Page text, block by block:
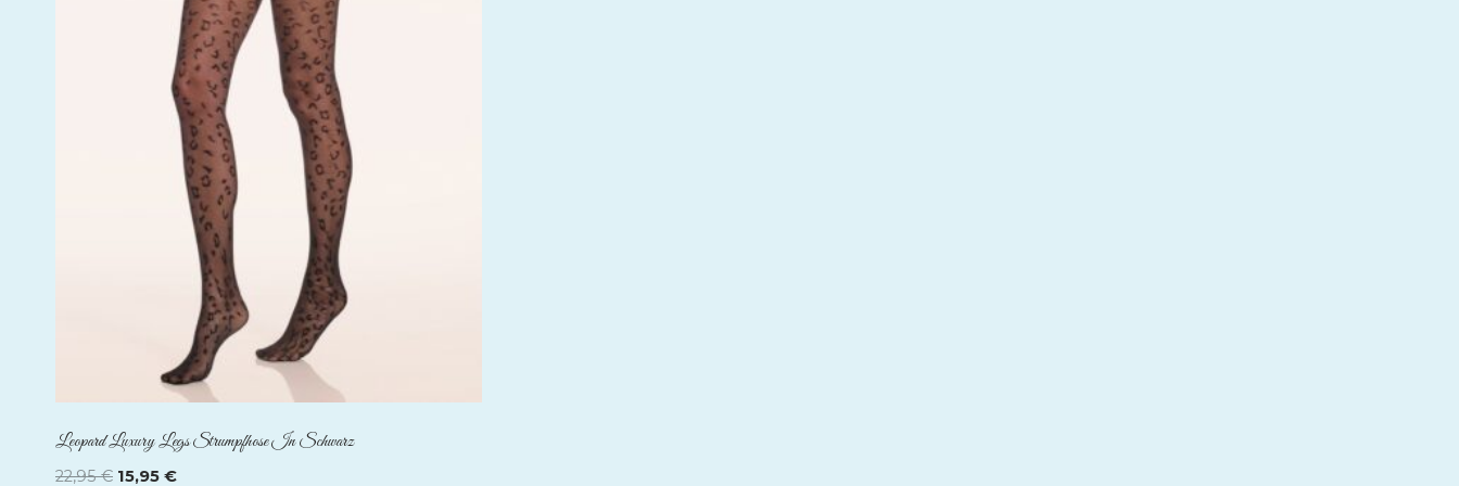
Leopard Luxury Legs Strumpfhose In Schwarz
22,95€ Ursprünglicher
15,95 €Aktueller